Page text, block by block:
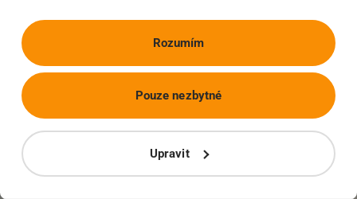
Rozumím
Upravit
Pouze nezbytné